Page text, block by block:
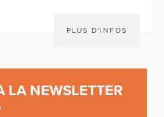
PLUS D'INFOS
LA NEWSLETTER